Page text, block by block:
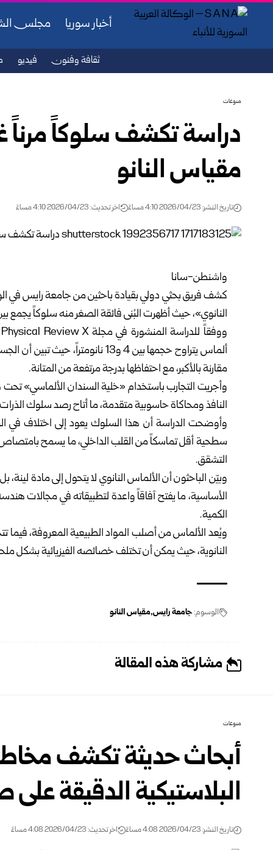
أخبار سوريا مجلس
ثقافة وفنون فيديو
منوعات
دراسة تكشف سلوكاً مرناً
مقياس النانو
تاريخ النشر: 2026/04/23 4:10 مساءً اخر تحديث: 2026/04/23 4:10 مساءً
واشنطن-سانا
كشف فريق بحثي دولي بقيادة باحثين من جامعة رايس في
النانوي»، حيث أظهرت البُنى فائقة الصغر منه سلوكاً يجمع
مقارنة بالأكبر، مع احتفاظها بدرجة مرتفعة من المتانة.
وأجريت التجارب باستخدام «خلية السندان الألماسي» تحت
النافذ ومحاكاة حاسوبية متقدمة، ما أتاح رصد سلوك الذرات
وأوضحت الدراسة أن هذا السلوك يعود إلى اختلاف في
سطحية أقل تماسكاً من القلب الداخلي، ما يسمح بامتصاص
التشقق.
وبيّن الباحثون أن الألماس النانوي لا يتحول إلى مادة
الأساسية، ما يفتح آفاقاً واعدة لتطبيقاته في مجالات
الكمية.
ويُعد الألماس من أصلب المواد الطبيعية المعروفة، فيما
النانوية، حيث يمكن أن تختلف خصائصه الفيزيائية بشكل
الوسوم:جامعة رايس مقياس النانو
مشاركة هذه المقالة
منوعات
أبحاث حديثة تكشف
البلاستيكية الدقيقة
تاريخ النشر: 2026/04/23 4:08 مساءً اخر تحديث: 2026/04/23 4:08 مساءً